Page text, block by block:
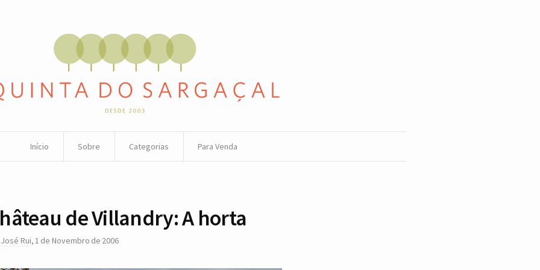
Início Sobre Categorias Para Venda
de Villandry: A horta
José Rui,1 de Novembro de 2006